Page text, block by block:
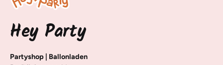
Hey Party
Partyshop | Ballonladen